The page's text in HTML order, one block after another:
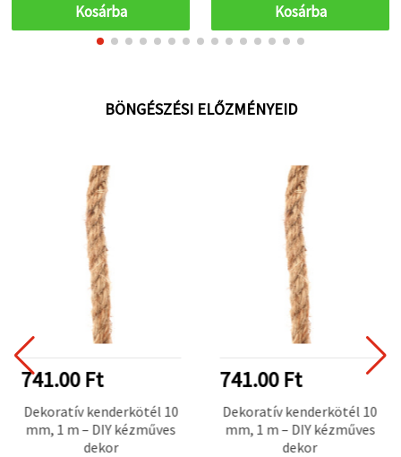
Kosárba Kosárba
BÖNGÉSZÉSI ELŐZMÉNYEID
741.00 Ft
Dekoratív kenderkötél 10
mm, 1 m – DIY kézműves
dekor
741.00 Ft
Dekoratív kenderkötél 10
mm, 1 m – DIY kézműves
dekor